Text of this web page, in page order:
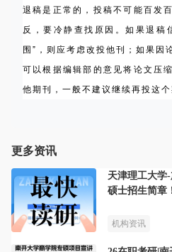
退稿是正常的，投稿不可能百发
反，要冷静查找原因。如果退稿
围”，则应考虑改投他刊；如果因
可以根据编辑部的意见将论文压
他期刊，一般不建议继续再投这个
更多资讯
天津理工大学
硕士招生简章
机构资讯